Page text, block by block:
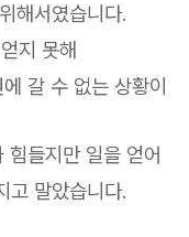
해서였습니다.
지 못해
갈 수 없는 상황이
힘들지만 일을 얻어
고 말았습니다.